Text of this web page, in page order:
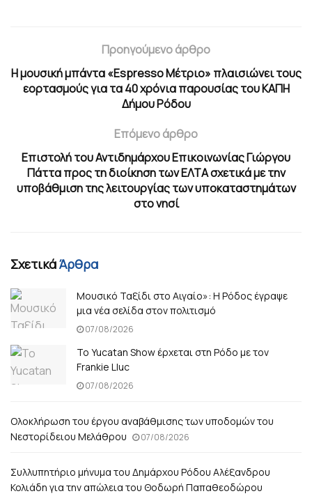
Προηγούμενο άρθρο
Η μουσική μπάντα «Espresso Μέτριο» πλαισιώνει τους
εορτασμούς για τα 40 χρόνια παρουσίας του ΚΑΠΗ
Δήμου Ρόδου
Επόμενο άρθρο
Επιστολή του Αντιδημάρχου Επικοινωνίας Γιώργου
Πάττα προς τη διοίκηση των ΕΛΤΑ σχετικά με την
υποβάθμιση της λειτουργίας των υποκαταστημάτων
στο νησί
ΣχετικάΆρθρα
Μουσικό Ταξίδι στο Αιγαίο»: Η Ρόδος έγραψε
μια νέα σελίδα στον πολιτισμό
07/08/2026
Το Yucatan Show έρχεται στη Ρόδο με τον
Frankie Lluc
07/08/2026
Ολοκλήρωση του έργου αναβάθμισης των υποδομών του
Νεστορίδειου Μελάθρου
07/08/2026
Συλλυπητήριο μήνυμα του Δημάρχου Ρόδου Αλέξανδρου
Κολιάδη για την απώλεια του Θοδωρή Παπαθεοδώρου